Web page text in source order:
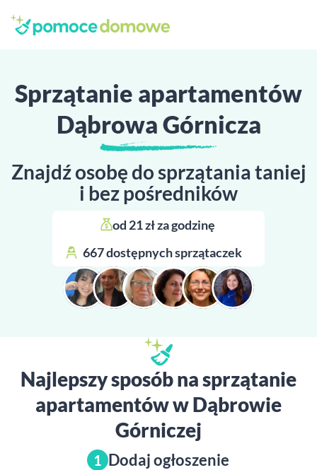
Sprzątanie apartamentów
Dąbrowa Górnicza
Znajdź osobę do sprzątania taniej
i bez pośredników
od 21 zł za godzinę
667 dostępnych sprzątaczek
Najlepszy sposób na sprzątanie
apartamentów w Dąbrowie
Górniczej
1 Dodaj ogłoszenie